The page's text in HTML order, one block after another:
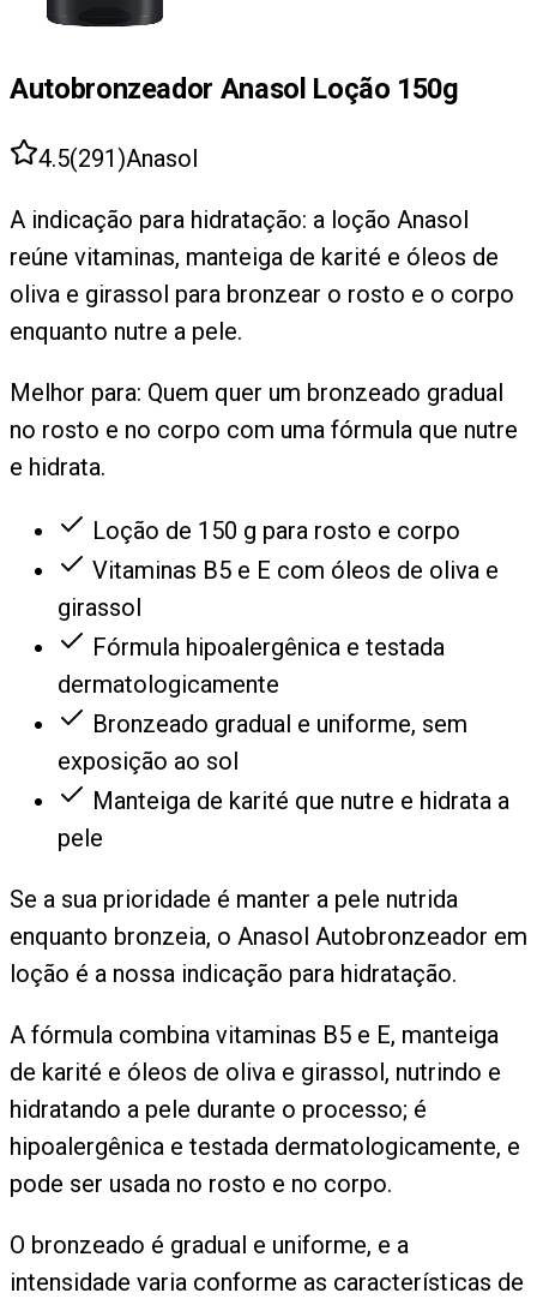
Autobronzeador Anasol Loção 150g
4.5(291)Anasol
A indicação para hidratação: a loção Anasol
reúne vitaminas, manteiga de karité e óleos de
oliva e girassol para bronzear o rosto e o corpo
enquanto nutre a pele.
Melhor para: Quem quer um bronzeado gradual
no rosto e no corpo com uma fórmula que nutre
e hidrata.
Loção de 150 g para rosto e corpo
Vitaminas B5 e E com óleos de oliva e
girassol
Fórmula hipoalergênica e testada
dermatologicamente
Bronzeado gradual e uniforme, sem
exposição ao sol
Manteiga de karité que nutre e hidrata a
pele
Se a sua prioridade é manter a pele nutrida
enquanto bronzeia, o Anasol Autobronzeador em
loção é a nossa indicação para hidratação.
A fórmula combina vitaminas B5 e E, manteiga
de karité e óleos de oliva e girassol, nutrindo e
hidratando a pele durante o processo; é
hipoalergênica e testada dermatologicamente, e
pode ser usada no rosto e no corpo.
O bronzeado é gradual e uniforme, e a
intensidade varia conforme as características de